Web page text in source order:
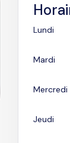
Lundi
Mardi
Mercredi
Jeudi